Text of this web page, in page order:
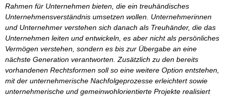
Rahmen für Unternehmen bieten, die ein treuhändisches
Unternehmensverständnis umsetzen wollen. Unternehmerinnen
und Unternehmer verstehen sich danach als Treuhänder, die das
Unternehmen leiten und entwickeln, es aber nicht als persönliches
Vermögen verstehen, sondern es bis zur Übergabe an eine
nächste Generation verantworten. Zusätzlich zu den bereits
vorhandenen Rechtsformen soll so eine weitere Option entstehen,
mit der unternehmerische Nachfolgeprozesse erleichtert sowie
unternehmerische und gemeinwohlorientierte Projekte realisiert